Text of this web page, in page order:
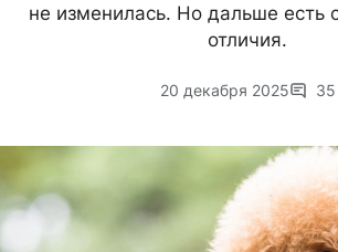
не изменилась. Но дальше есть
отличия.
20 декабря 2025 35